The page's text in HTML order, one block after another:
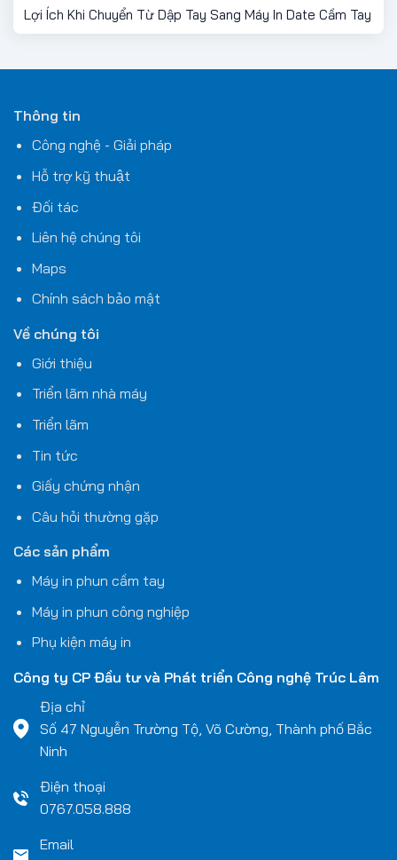
Lợi Ích Khi Chuyển Từ Dập Tay Sang Máy In Date Cầm Tay
Thông tin
Công nghệ - Giải pháp
Hỗ trợ kỹ thuật
Đối tác
Liên hệ chúng tôi
Maps
Chính sách bảo mật
Về chúng tôi
Giới thiệu
Triển lãm nhà máy
Triển lãm
Tin tức
Giấy chứng nhận
Câu hỏi thường gặp
Các sản phẩm
Máy in phun cầm tay
Máy in phun công nghiệp
Phụ kiện máy in
Công ty CP Đầu tư và Phát triển Công nghệ Trúc Lâm
Địa chỉ
Số 47 Nguyễn Trường Tộ, Võ Cường, Thành phố Bắc
Ninh
Điện thoại
0767.058.888
Email